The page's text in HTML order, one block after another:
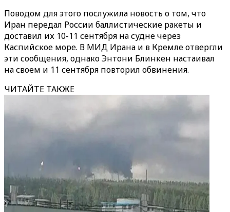
Поводом для этого послужила новость о том, что
Иран передал России баллистические ракеты и
доставил их 10-11 сентября на судне через
Каспийское море. В МИД Ирана и в Кремле отвергли
эти сообщения, однако Энтони Блинкен настаивал
на своем и 11 сентября повторил обвинения.
ЧИТАЙТЕ ТАКЖЕ